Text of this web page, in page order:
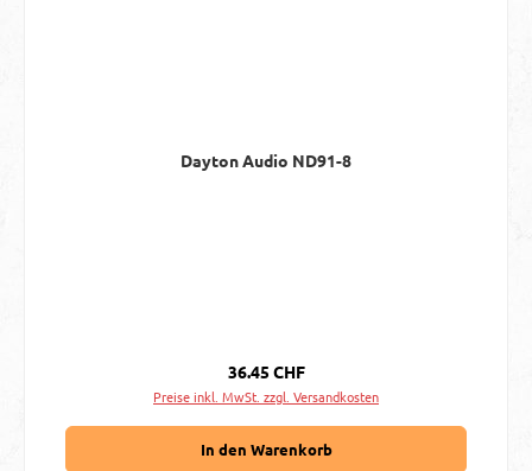
Dayton Audio ND91-8
Regulärer Preis:
36.45 CHF
Preise inkl. MwSt. zzgl. Versandkosten
In den Warenkorb